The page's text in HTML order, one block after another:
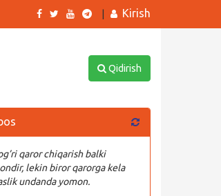
Kirish
Qidirish
qaror chiqarish balki
lekin biror qarorga kela
undanda yomon.